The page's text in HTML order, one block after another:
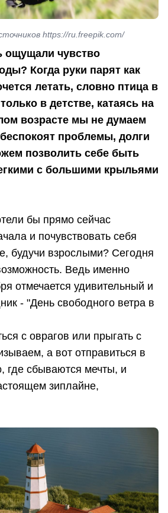
https://ru.freepik.com/
ощущали чувство
Когда руки парят как
летать, словно птица в
в детстве, катаясь на
возрасте мы не думаем
проблемы, долги
позволить себе быть
с большими крыльями
бы прямо сейчас
и почувствовать себя
будучи взрослыми? Сегодня
Ведь именно
отмечается удивительный и
- "День свободного ветра в
с оврагов или прыгать с
а вот отправиться в
где сбываются мечты, и
зиплайне,